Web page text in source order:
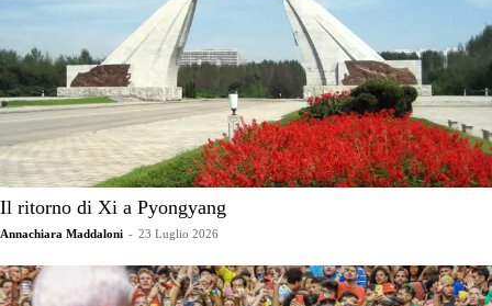
Il ritorno di Xi a Pyongyang
Annachiara Maddaloni - 23 Luglio 2026